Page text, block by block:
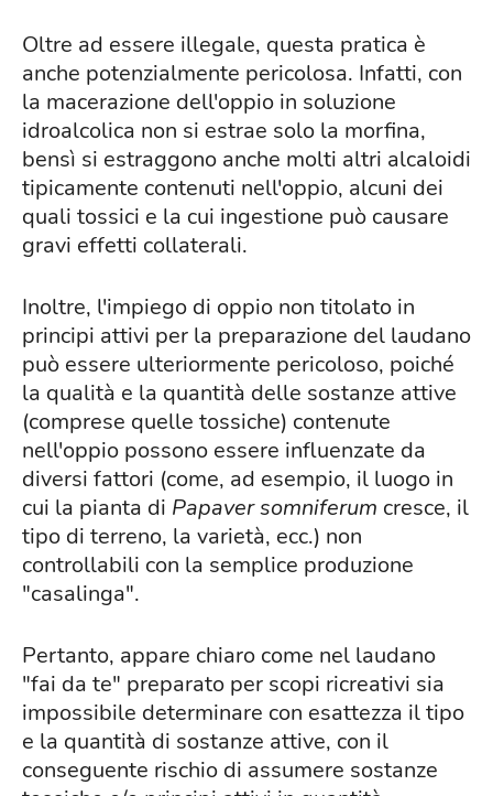
Oltre ad essere illegale, questa pratica è
anche potenzialmente pericolosa. Infatti, con
la macerazione dell'oppio in soluzione
idroalcolica non si estrae solo la morfina,
bensì si estraggono anche molti altri alcaloidi
tipicamente contenuti nell'oppio, alcuni dei
quali tossici e la cui ingestione può causare
gravi effetti collaterali.
Inoltre, l'impiego di oppio non titolato in
principi attivi per la preparazione del laudano
può essere ulteriormente pericoloso, poiché
la qualità e la quantità delle sostanze attive
(comprese quelle tossiche) contenute
nell'oppio possono essere influenzate da
diversi fattori (come, ad esempio, il luogo in
cui la pianta di Papaver somniferum cresce, il
tipo di terreno, la varietà, ecc.) non
controllabili con la semplice produzione
"casalinga".
Pertanto, appare chiaro come nel laudano
"fai da te" preparato per scopi ricreativi sia
impossibile determinare con esattezza il tipo
e la quantità di sostanze attive, con il
conseguente rischio di assumere sostanze